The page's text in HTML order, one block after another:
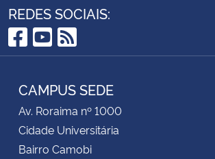
REDES SOCIAIS:
Facebook
YouTube
RSS
CAMPUS SEDE
Av. Roraima nº 1000
Cidade Universitária
Bairro Camobi